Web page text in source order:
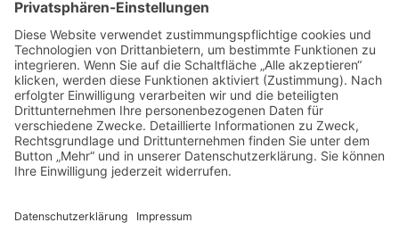
Newsletter
Verlosung
ALLEGRA - Agentur für Kultur
Kalmitstr. 24, 68163 Mannheim
Tel.: 0621 83 21 270
E-Mail:info@allegra-online.de
Twitter